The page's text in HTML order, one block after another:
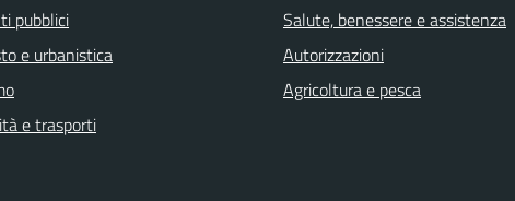
pubblici
e urbanistica
e trasporti
Salute, benessere e assistenza
Autorizzazioni
Agricoltura e pesca